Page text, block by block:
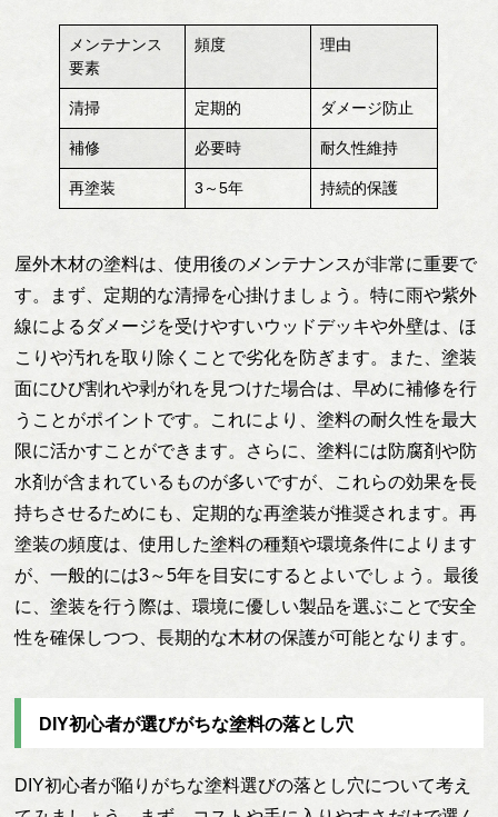
メンテナンス
要素
頻度 理由
清掃 定期的 ダメージ防止
補修 必要時 耐久性維持
再塗装 3～5年 持続的保護
屋外木材の塗料は、使用後のメンテナンスが非常に重要で
す。まず、定期的な清掃を心掛けましょう。特に雨や紫外
線によるダメージを受けやすいウッドデッキや外壁は、ほ
こりや汚れを取り除くことで劣化を防ぎます。また、塗装
面にひび割れや剥がれを見つけた場合は、早めに補修を行
うことがポイントです。これにより、塗料の耐久性を最大
限に活かすことができます。さらに、塗料には防腐剤や防
水剤が含まれているものが多いですが、これらの効果を長
持ちさせるためにも、定期的な再塗装が推奨されます。再
塗装の頻度は、使用した塗料の種類や環境条件によります
が、一般的には3～5年を目安にするとよいでしょう。最後
に、塗装を行う際は、環境に優しい製品を選ぶことで安全
性を確保しつつ、長期的な木材の保護が可能となります。
DIY初心者が選びがちな塗料の落とし穴
DIY初心者が陥りがちな塗料選びの落とし穴について考え